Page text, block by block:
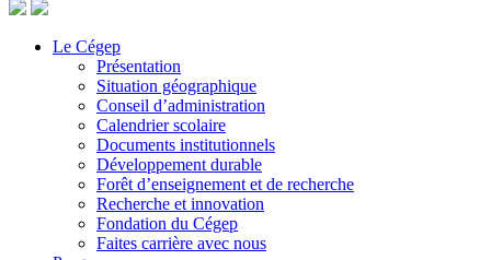
Le Cégep
Présentation
Situation géographique
Conseil d’administration
Calendrier scolaire
Documents institutionnels
Développement durable
Forêt d’enseignement et de recherche
Recherche et innovation
Fondation du Cégep
Faites carrière avec nous